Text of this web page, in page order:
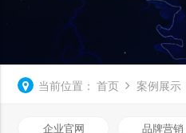
当前位置： 首页 案例展示
企业官网 品牌营销